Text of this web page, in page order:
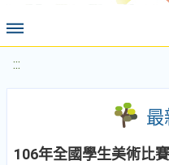
:::
最
106年全國學生美術比